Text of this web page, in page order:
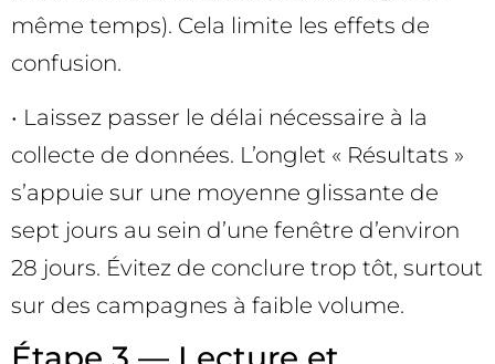
même temps). Cela limite les effets de
confusion.
• Laissez passer le délai nécessaire à la
collecte de données. L’onglet « Résultats »
s’appuie sur une moyenne glissante de
sept jours au sein d’une fenêtre d’environ
28 jours. Évitez de conclure trop tôt, surtout
sur des campagnes à faible volume.